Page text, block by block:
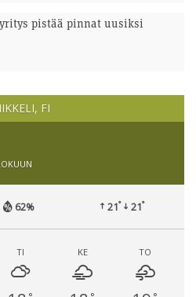
pistää pinnat uusiksi
FI
62% 21° 21°
TI KE TO